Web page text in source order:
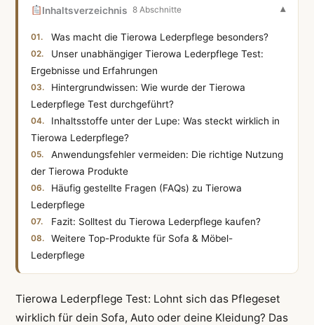
Inhaltsverzeichnis 8 Abschnitte
Was macht die Tierowa Lederpflege besonders?
Unser unabhängiger Tierowa Lederpflege Test:
Ergebnisse und Erfahrungen
Hintergrundwissen: Wie wurde der Tierowa
Lederpflege Test durchgeführt?
Inhaltsstoffe unter der Lupe: Was steckt wirklich in
Tierowa Lederpflege?
Anwendungsfehler vermeiden: Die richtige Nutzung
der Tierowa Produkte
Häufig gestellte Fragen (FAQs) zu Tierowa
Lederpflege
Fazit: Solltest du Tierowa Lederpflege kaufen?
Weitere Top-Produkte für Sofa & Möbel-
Lederpflege
Tierowa Lederpflege Test: Lohnt sich das Pflegeset
wirklich für dein Sofa, Auto oder deine Kleidung? Das